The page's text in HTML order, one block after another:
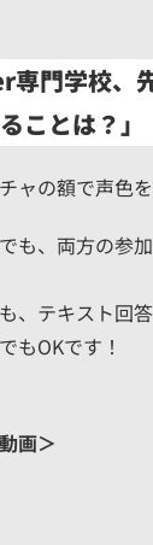
門学校、
ことは？」
ャの額で声色を
、両方の参
、テキスト回
もOKです！
画＞